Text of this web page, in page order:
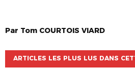
Par Tom COURTOIS VIARD
ARTICLES LES PLUS LUS DANS